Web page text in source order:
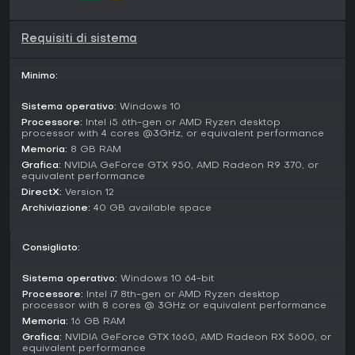
Battlegroups aggiungono personalizzazione, permettendo
di evocare unità specialistiche per variare le composizioni
Al lancio, quattro fazioni: US Forces, British Forces,
Wehrmacht e Deutsches Afrikakorps, ciascuna con unità e
stili di gioco unici. Meccaniche come il ricognitore Weasel o
il ruolo anticarro del Nashorn sottolineano la varietà del
roster. Veicoli rivisti, come l'M3 Recovery Vehicle Halftrack,
riparano o catturano asset nemici, premiando tattiche
audaci.
recenti includono nuove unità e un'AI migliorata per
Ne Vale la Pena?
Superati i problemi iniziali al lancio, Company of Heroes 3
ha ricevuto miglioramenti sostanziali tramite patch e DLC,
risultando più stabile e coinvolgente nel 2026. I giocatori
Requisiti di sistema
Minimo:
Sistema operativo: Windows 10
Processore: Intel i5 6th-gen or AMD Ryzen desktop
processor with 4 cores @3GHz, or equivalent performance
Memoria: 8 GB RAM
Grafica: NVIDIA GeForce GTX 950, AMD Radeon R9 370, or
equivalent performance
DirectX: Version 12
Archiviazione: 40 GB available space
Consigliato:
Sistema operativo: Windows 10 64-bit
Processore: Intel i7 8th-gen or AMD Ryzen desktop
processor with 8 cores @ 3GHz or equivalent performance
Memoria: 16 GB RAM
Grafica: NVIDIA GeForce GTX 1660, AMD Radeon RX 5600, or
equivalent performance